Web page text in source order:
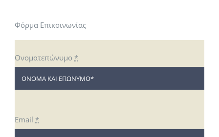
Φόρμα Επικοινωνίας
Ονοματεπώνυμο *
Email *